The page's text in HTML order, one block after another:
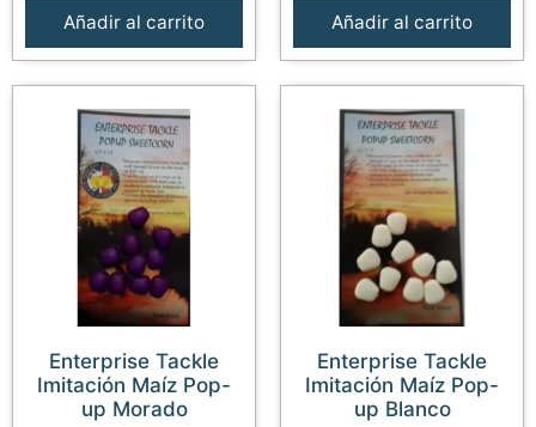
Añadir al carrito Añadir al carrito
Enterprise Tackle
Imitación Maíz Pop-
up Morado
Enterprise Tackle
Imitación Maíz Pop-
up Blanco